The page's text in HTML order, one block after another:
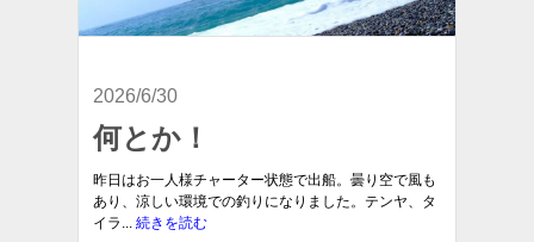
2026/6/30
何とか！
昨日はお一人様チャーター状態で出船。曇り空で風も
あり、涼しい環境での釣りになりました。テンヤ、タ
イラ... 続きを読む